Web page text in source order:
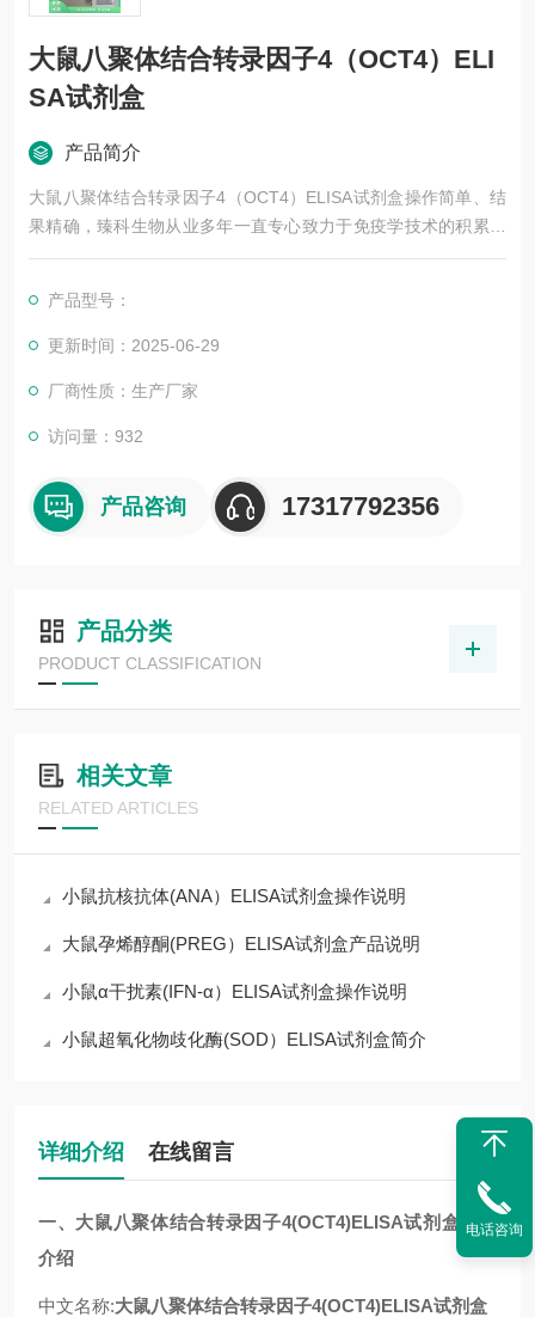
大鼠八聚体结合转录因子4（OCT4）ELI
SA试剂盒
产品简介
大鼠八聚体结合转录因子4（OCT4）ELISA试剂盒操作简单、结
果精确，臻科生物从业多年一直专心致力于免疫学技术的积累与
发展，以其优质的产品质量与专业的技术服务，赢得业内广大人
好的合作关系，共同努力合作共赢。
产品型号：
更新时间：2025-06-29
厂商性质：生产厂家
访问量：932
产品咨询 17317792356
产品分类
PRODUCT CLASSIFICATION
相关文章
RELATED ARTICLES
小鼠抗核抗体(ANA）ELISA试剂盒操作说明
大鼠孕烯醇酮(PREG）ELISA试剂盒产品说明
小鼠α干扰素(IFN-α）ELISA试剂盒操作说明
小鼠超氧化物歧化酶(SOD）ELISA试剂盒简介
详细介绍 在线留言
一、 大鼠八聚体结合转录因子4(OCT4)ELISA试剂盒 详细
介绍
中文名称:大鼠八聚体结合转录因子4(OCT4)ELISA试剂盒
电话咨询